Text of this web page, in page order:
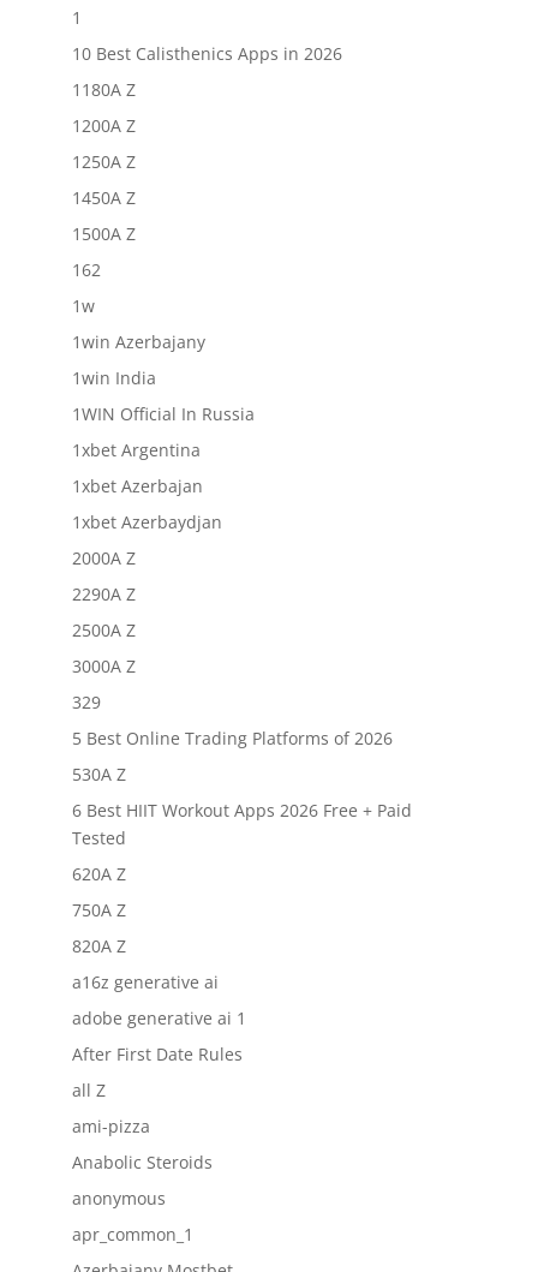
1
10 Best Calisthenics Apps in 2026
1180A Z
1200A Z
1250A Z
1450A Z
1500A Z
162
1w
1win Azerbajany
1win India
1WIN Official In Russia
1xbet Argentina
1xbet Azerbajan
1xbet Azerbaydjan
2000A Z
2290A Z
2500A Z
3000A Z
329
5 Best Online Trading Platforms of 2026
530A Z
6 Best HIIT Workout Apps 2026 Free + Paid
Tested
620A Z
750A Z
820A Z
a16z generative ai
adobe generative ai 1
After First Date Rules
all Z
ami-pizza
Anabolic Steroids
anonymous
apr_common_1